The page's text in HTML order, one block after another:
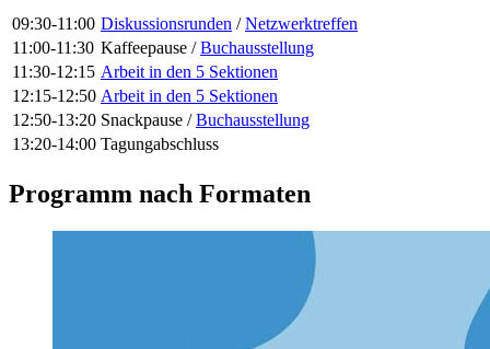
09:30-11:00 Diskussionsrunden /Netzwerktreffen
11:00-11:30 Kaffeepause /Buchausstellung
11:30-12:15 Arbeit in den 5 Sektionen
12:15-12:50 Arbeit in den 5 Sektionen
12:50-13:20 Snackpause /Buchausstellung
13:20-14:00 Tagungabschluss
Programm nach Formaten